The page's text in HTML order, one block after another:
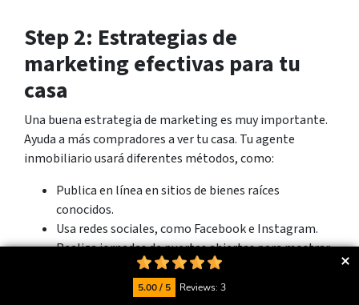
Step 2: Estrategias de
marketing efectivas para tu
casa
Una buena estrategia de marketing es muy importante.
Ayuda a más compradores a ver tu casa. Tu agente
inmobiliario usará diferentes métodos, como:
Publica en línea en sitios de bienes raíces
conocidos.
Usa redes sociales, como Facebook e Instagram.
Realiza jornadas de puertas abiertas para mostrar
la propiedad a los interesados.
El marketing digital es muy importante para vender
5.00 / 5 Reviews: 3